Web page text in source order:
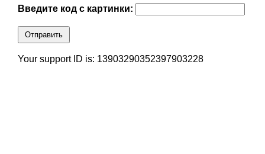
Введите код с картинки:
Отправить
Your support ID is: 13903290352397903228